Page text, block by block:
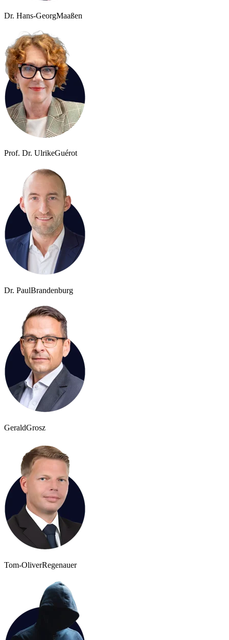
Dr. Hans-GeorgMaaßen
Prof. Dr. UlrikeGuérot
Dr. PaulBrandenburg
GeraldGrosz
Tom-OliverRegenauer